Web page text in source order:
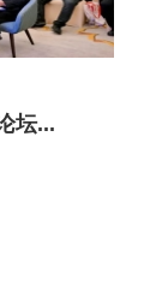
坛...